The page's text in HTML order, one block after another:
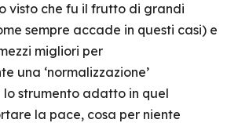
visto che fu il frutto di grandi
sempre accade in questi casi) e
migliori per
una ‘normalizzazione’
lo strumento adatto in quel
la pace, cosa per niente